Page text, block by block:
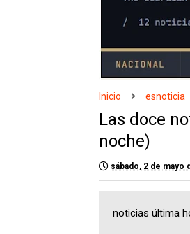
Inicio esnoticia
Las doce
noche)
sábado, 2 de mayo
noticias última